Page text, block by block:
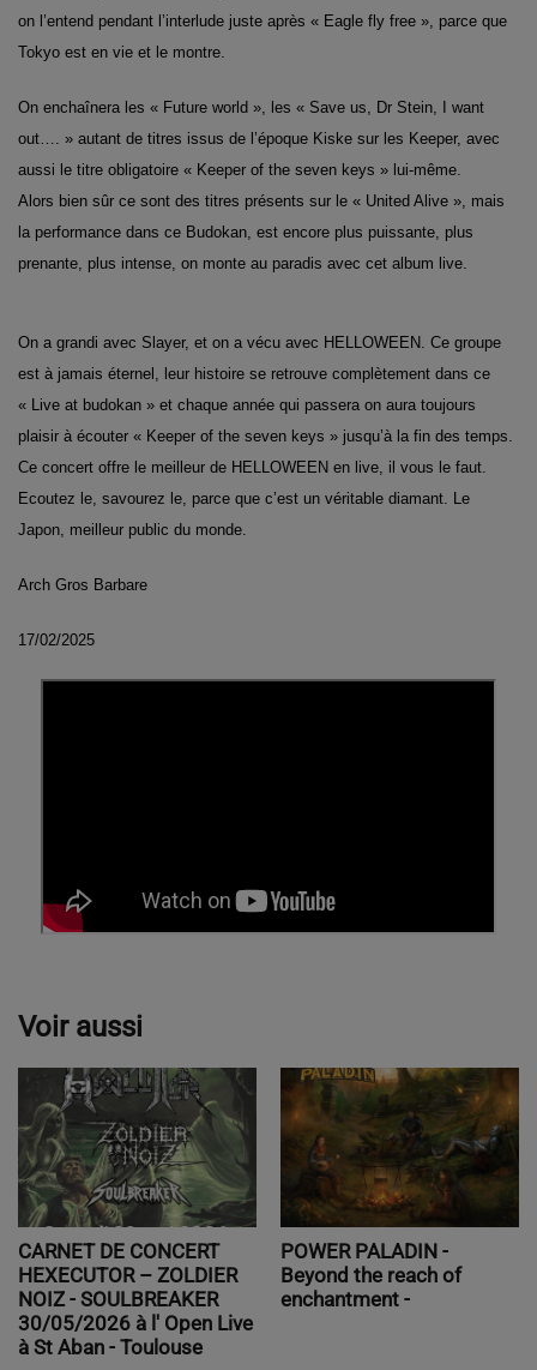
on l’entend pendant l’interlude juste après « Eagle fly free », parce que
Tokyo est en vie et le montre.
On enchaînera les « Future world », les « Save us, Dr Stein, I want
out…. » autant de titres issus de l’époque Kiske sur les Keeper, avec
aussi le titre obligatoire « Keeper of the seven keys » lui-même.
Alors bien sûr ce sont des titres présents sur le « United Alive », mais
la performance dans ce Budokan, est encore plus puissante, plus
prenante, plus intense, on monte au paradis avec cet album live.
On a grandi avec Slayer, et on a vécu avec HELLOWEEN. Ce groupe
est à jamais éternel, leur histoire se retrouve complètement dans ce
« Live at budokan » et chaque année qui passera on aura toujours
plaisir à écouter « Keeper of the seven keys » jusqu’à la fin des temps.
Ce concert offre le meilleur de HELLOWEEN en live, il vous le faut.
Ecoutez le, savourez le, parce que c’est un véritable diamant. Le
Japon, meilleur public du monde.
Arch Gros Barbare
17/02/2025
Voir aussi
CARNET DE CONCERT
HEXECUTOR – ZOLDIER
NOIZ - SOULBREAKER
30/05/2026 à l' Open Live
à St Aban - Toulouse
POWER PALADIN -
Beyond the reach of
enchantment -